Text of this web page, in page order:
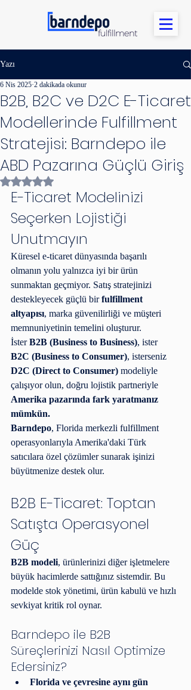
Yazı
B2B, B2C ve D2C E-Ticaret
Modellerinde Fulfillment
Stratejisi: Barndepo ile
ABD Pazarına Güçlü Giriş
6 Nis 2025 2 dakikada okunur
5 üzerinden NaN yıldız
E-Ticaret Modelinizi
Seçerken Lojistiği
Unutmayın
Küresel e-ticaret dünyasında başarılı
olmanın yolu yalnızca iyi bir ürün
sunmaktan geçmiyor. Satış stratejinizi
destekleyecek güçlü bir fulfillment
altyapısı, marka güvenilirliği ve müşteri
memnuniyetinin temelini oluşturur.
İster B2B (Business to Business), ister
B2C (Business to Consumer), isterseniz
D2C (Direct to Consumer) modeliyle
çalışıyor olun, doğru lojistik partneriyle
Amerika pazarında fark yaratmanız
mümkün.
Barndepo, Florida merkezli fulfillment
operasyonlarıyla Amerika'daki Türk
satıcılara özel çözümler sunarak işinizi
büyütmenize destek olur.
B2B E-Ticaret: Toptan
Satışta Operasyonel
Güç
B2B modeli, ürünlerinizi diğer işletmelere
büyük hacimlerde sattığınız sistemdir. Bu
modelde stok yönetimi, ürün kabulü ve hızlı
sevkiyat kritik rol oynar.
Barndepo ile B2B
Süreçlerinizi Nasıl Optimize
Edersiniz?
Florida ve çevresine aynı gün